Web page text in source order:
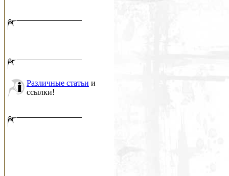
Различные статьи и
ссылки!